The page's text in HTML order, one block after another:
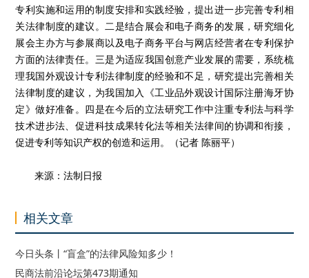
专利实施和运用的制度安排和实践经验，提出进一步完善专利相
关法律制度的建议。二是结合展会和电子商务的发展，研究细化
展会主办方与参展商以及电子商务平台与网店经营者在专利保护
方面的法律责任。三是为适应我国创意产业发展的需要，系统梳
理我国外观设计专利法律制度的经验和不足，研究提出完善相关
法律制度的建议，为我国加入《工业品外观设计国际注册海牙协
定》做好准备。四是在今后的立法研究工作中注重专利法与科学
技术进步法、促进科技成果转化法等相关法律间的协调和衔接，
促进专利等知识产权的创造和运用。（记者 陈丽平）
来源：法制日报
相关文章
今日头条丨“盲盒”的法律风险知多少！
民商法前沿论坛第473期通知